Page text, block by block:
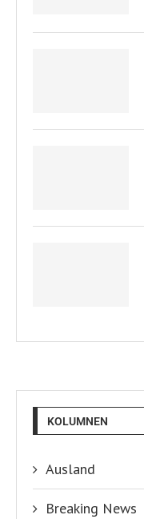
KOLUMNEN
Ausland
Breaking News